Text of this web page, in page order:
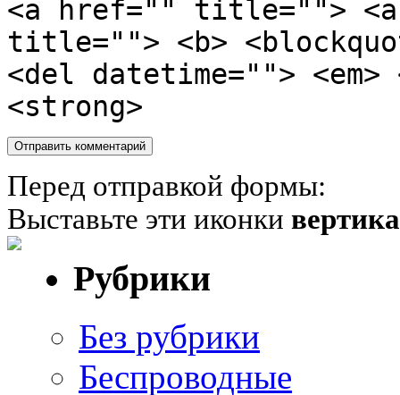
<a href="" title="">
title=""> <b>
<del datetime="">
<strong>
Перед отправкой формы:
Выставьте эти иконки
Рубрики
Без рубрики
Беспроводные